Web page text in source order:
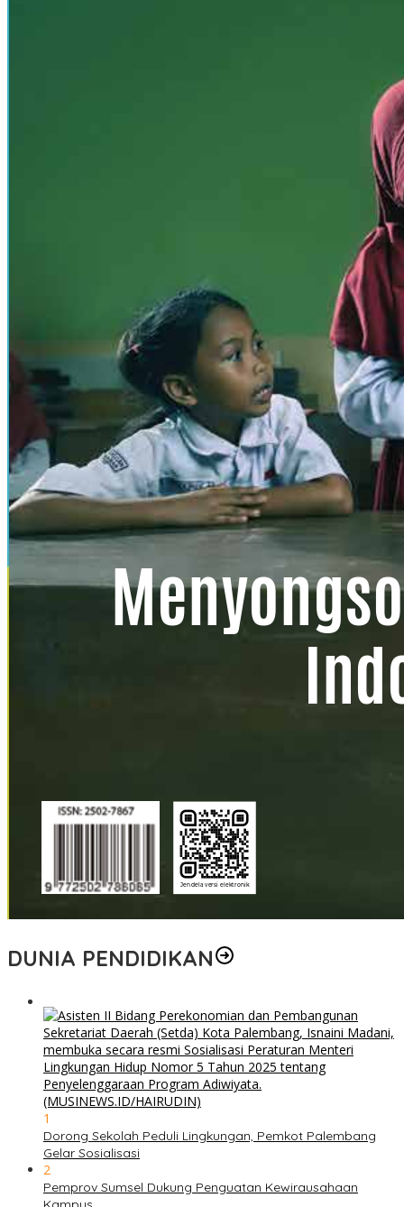
DUNIA PENDIDIKAN
1
Dorong Sekolah Peduli Lingkungan, Pemkot Palembang
Gelar Sosialisasi
2
Pemprov Sumsel Dukung Penguatan Kewirausahaan